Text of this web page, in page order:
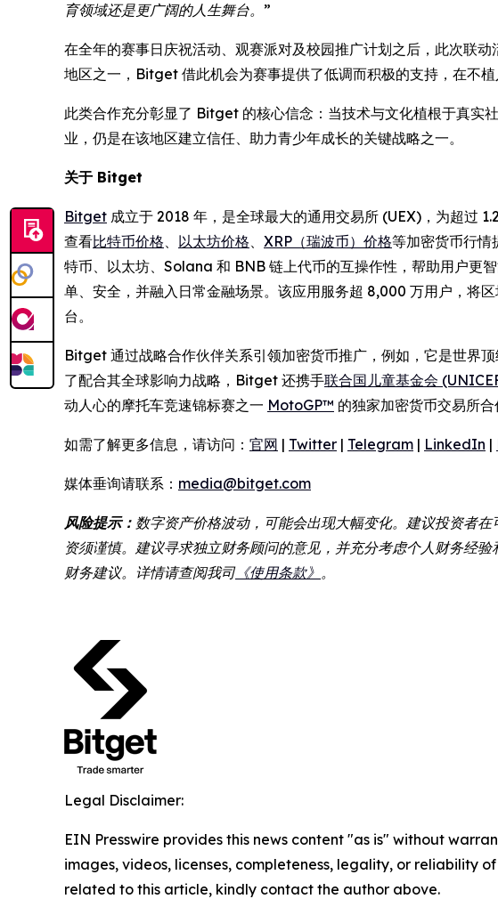
育领域还是更广阔的人生舞台。”
在全年的赛事日庆祝活动、观赛派对及校园推广计划之后，此次联
地区之一，Bitget 借此机会为赛事提供了低调而积极的支持，在不
此类合作充分彰显了 Bitget 的核心信念：当技术与文化植根于真实
业，仍是在该地区建立信任、助力青少年成长的关键战略之一。
关于 Bitget
Bitget 成立于 2018 年，是全球最大的通用交易所 (UEX)，为超过
查看比特币价格、 以太坊价格、 XRP（瑞波币）价格等加密货币行情
特币、以太坊、Solana 和 BNB 链上代币的互操作性，帮助用户更
单、安全，并融入日常金融场景。该应用服务超 8,000 万用户，将
台。
Bitget 通过战略合作伙伴关系引领加密货币推广，例如，它是世界
了配合其全球影响力战略，Bitget 还携手联合国儿童基金会
动人心的摩托车竞速锦标赛之一 MotoGP™ 的独家加密货币交易所合
如需了解更多信息，请访问： 官网 | Twitter | Telegram | LinkedIn |
媒体垂询请联系： media@bitget.com
风险提示： 数字资产价格波动，可能会出现大幅变化。建议投资者
资须谨慎。建议寻求独立财务顾问的意见，并充分考虑个人财务经
财务建议。详情请查阅我司《使用条款》 。
Legal Disclaimer:
EIN Presswire provides this news content "as is" without
images, videos, licenses, completeness, legality, or reliability
related to this article, kindly contact the author above.